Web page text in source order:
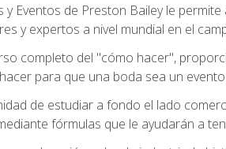
Eventos de Preston Bailey le
y expertos a nivel mundial en el
completo del "cómo hacer",
para que una boda sea un
de estudiar a fondo el lado
fórmulas que le ayudarán a